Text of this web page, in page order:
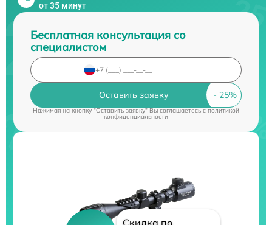
от 35 минут
Бесплатная консультация со
специалистом
Оставить заявку
Нажимая на кнопку "Оставить заявку" Вы соглашаетесь cполитикой
конфиденциальности
Скидка по